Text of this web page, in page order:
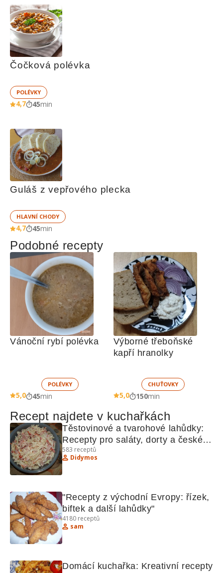
Čočková polévka
POLÉVKY
4,7 45min
Guláš z vepřového plecka
HLAVNÍ CHODY
4,7 45min
Podobné recepty
Vánoční rybí polévka
POLÉVKY
5,0 45min
Výborné třeboňské
kapří hranolky
CHUŤOVKY
5,0 150min
Recept najdete v kuchařkách
Těstovinové a tvarohové lahůdky:
Recepty pro saláty, dorty a české
speciality
583 receptů
Didymos
"Recepty z východní Evropy: řízek,
biftek a další lahůdky"
4180 receptů
sam
Domácí kuchařka: Kreativní recepty